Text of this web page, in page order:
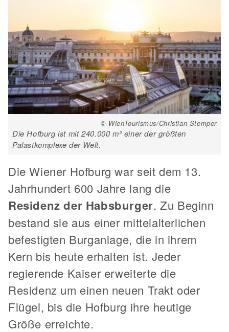
© WienTourismus/Christian Stemper
Die Hofburg ist mit 240.000 m² einer der größten
Palastkomplexe der Welt.
Die Wiener Hofburg war seit dem 13.
Jahrhundert 600 Jahre lang die
Residenz der Habsburger. Zu Beginn
bestand sie aus einer mittelalterlichen
befestigten Burganlage, die in ihrem
Kern bis heute erhalten ist. Jeder
regierende Kaiser erweiterte die
Residenz um einen neuen Trakt oder
Flügel, bis die Hofburg ihre heutige
Größe erreichte.